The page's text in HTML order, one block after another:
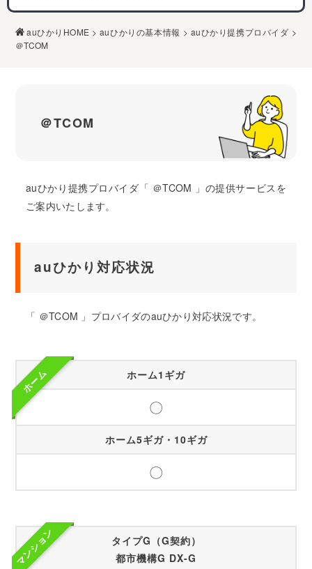
auひかりHOME >auひかりの基本情報 > auひかり提携プロバイダ >
＠TCOM
＠TCOM
auひかり提携プロバイダ「 ＠TCOM 」の提供サービスを
ご案内いたします。
auひかり対応状況
「 ＠TCOM 」プロバイダのauひかり対応状況です。
ホーム ホーム1ギガ
〇
ホーム5ギガ・10ギガ
〇
マンション
タイプG（G契約）
都市機構G DX-G